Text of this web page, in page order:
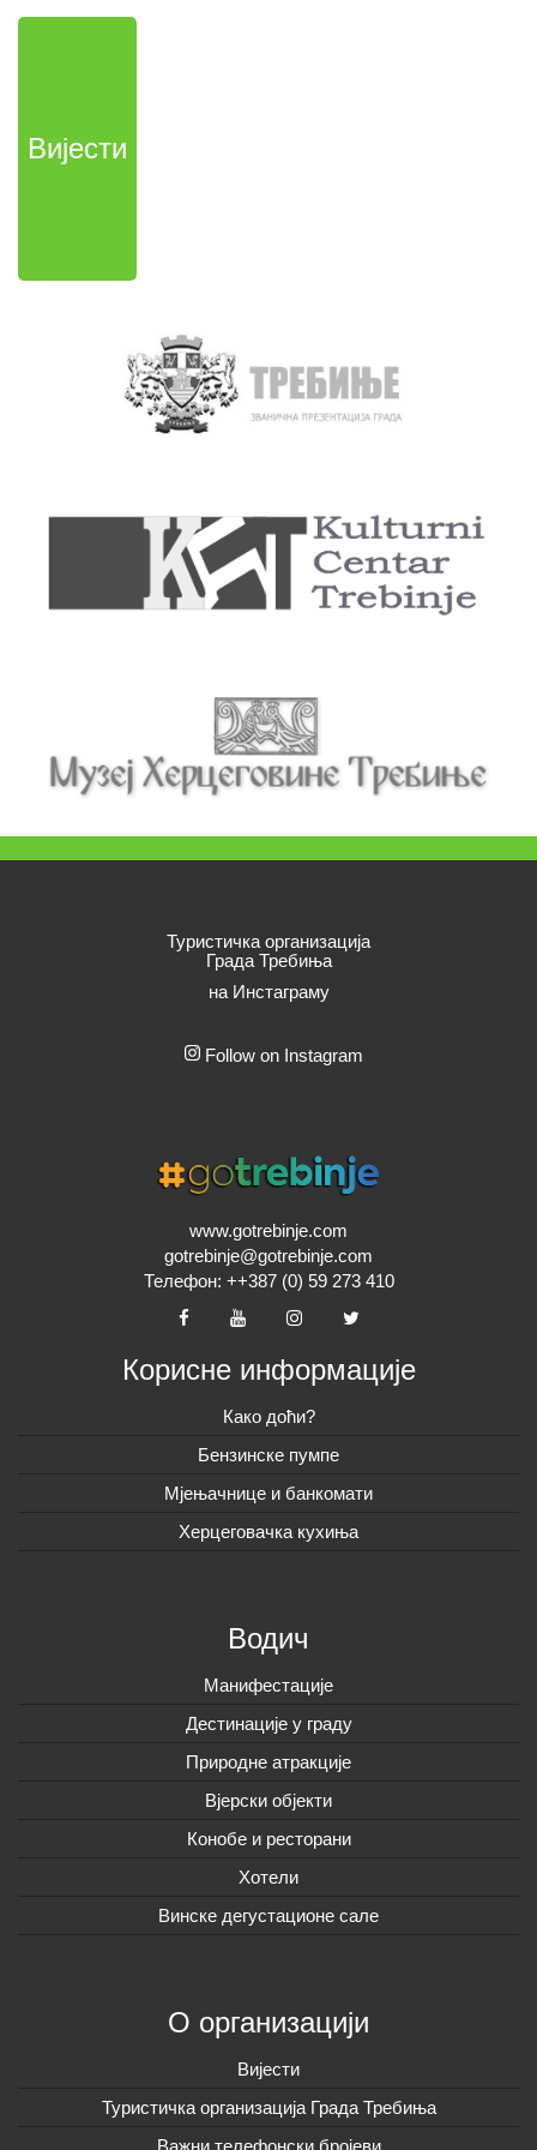
Вијести
Туристичка организација
Града Требиња
на Инстаграму
Follow on Instagram
www.gotrebinje.com
gotrebinje@gotrebinje.com
Телефон: ++387 (0) 59 273 410
Корисне информације
Како доћи?
Бензинске пумпе
Мјењачнице и банкомати
Херцеговачка кухиња
Водич
Манифестације
Дестинације у граду
Природне атракције
Вјерски објекти
Конобе и ресторани
Хотели
Винске дегустационе сале
О организацији
Вијeсти
Туристичка организација Града Требиња
Важни телефонски бројеви